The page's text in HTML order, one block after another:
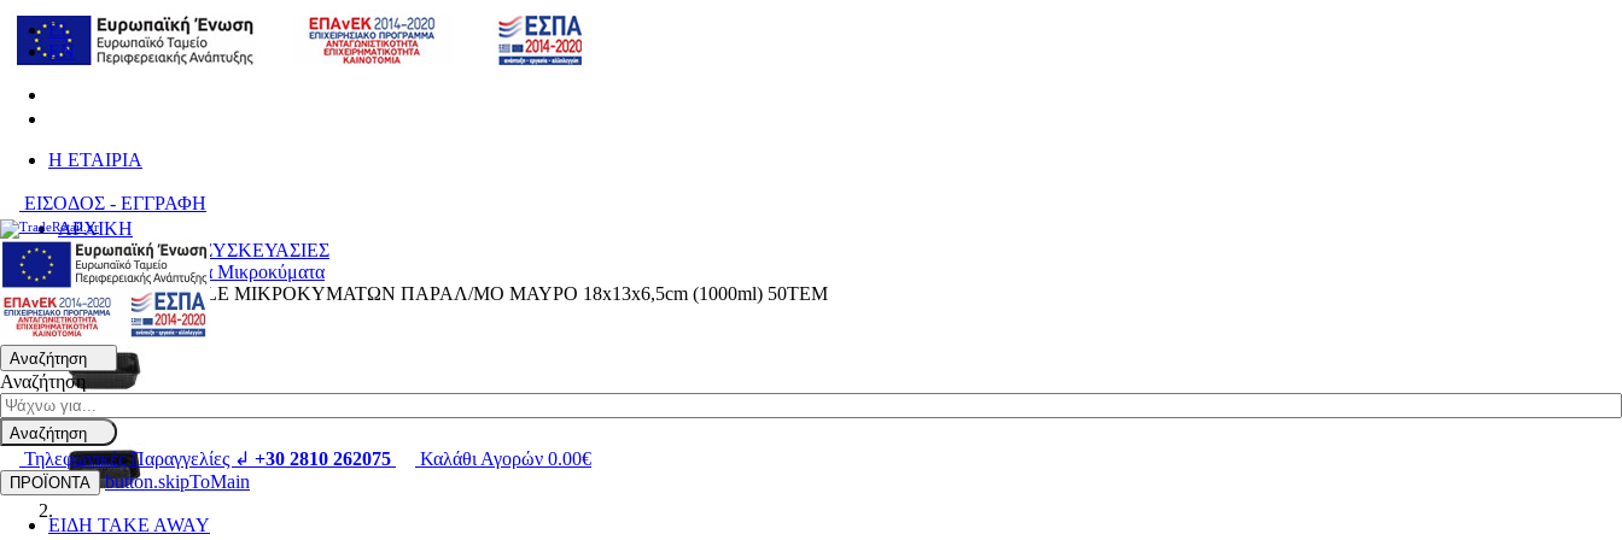
EL
EN
H ΕΤΑΙΡΙΑ
ΕΙΣΟΔΟΣ - ΕΓΓΡΑΦΗ
Αναζήτηση
Αναζήτηση
Αναζήτηση
Τηλεφωνικές Παραγγελίες ↲ +30 2810 262075 Καλάθι Αγορών 0.00€
ΠΡΟΪΟΝΤΑ button.skipToMain
ΕΙΔΗ TAKE AWAY
ΑΡΧΙΚΗ
ΑΝΑΛΩΣΙΜΑ & ΣΥΣΚΕΥΑΣΙΕΣ
Δοχεία Φαγητού για Μικροκύματα
ΣΚΕΥΟΣ PP RIPPLE ΜΙΚΡΟΚΥΜΑΤΩΝ ΠΑΡΑΛ/ΜΟ ΜΑΥΡΟ 18x13x6,5cm (1000ml) 50ΤΕΜ